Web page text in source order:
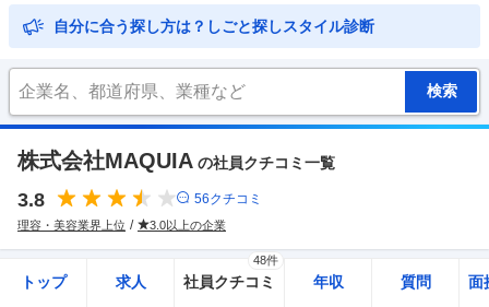
自分に合う探し方は？しごと探しスタイル診断
株式会社MAQUIA の社員クチコミ一覧
3.8 56クチコミ
理容・美容業界上位 3.0以上の企業
トップ 求人 社員クチコミ
48件
年収 質問 面